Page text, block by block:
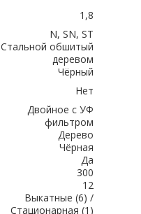
1,8
N, SN, ST
Стальной обшитый
деревом
Чёрный
Нет
Двойное с УФ
фильтром
Дерево
Чёрная
Да
300
12
Выкатные (6) /
Стационарная (1)